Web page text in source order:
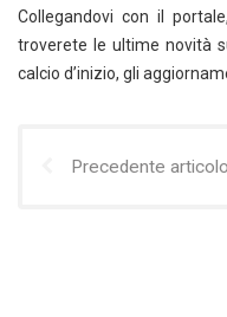
Collegandovi con il
troverete le ultime novità
calcio d’inizio, gli
Precedente articolo